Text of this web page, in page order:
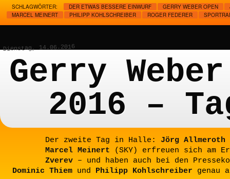
SCHLAGWÖRTER: DER ETWAS BESSERE EINWURF GERRY WEBER OPEN
MARCEL MEINERT
PHILIPP KOHLSCHREIBER ROGER FEDERER
Dienstag, 14.06.2016
Gerry
2016 –
Der zweite Tag in Halle: Jörg Allmeroth
Marcel Meinert (SKY) erfreuen sich am
Zverev – und haben auch bei den
Dominic Thiem und Philipp Kohlschreiber genau